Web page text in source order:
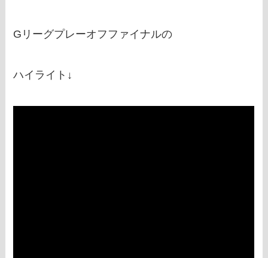
Gリーグプレーオフファイナルの
ハイライト↓